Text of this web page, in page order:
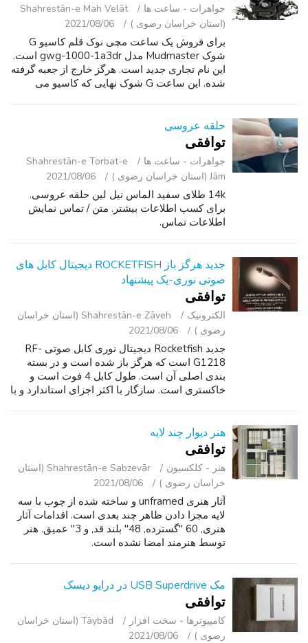
جواهرات - ساعت ‌ها
Shahrestān-e Mah Velāt
(استان خراسان رضوی )
2021/08/06
برای فروش یک ساعت مچی نوک قلم کاسیو G
شوک Mudmaster مدل gwg-1000-1a3dr است.
این نام تجاری جدید است. هرگز خارج از جعبه گرفته
شده. این ساعت G شوک نهایی که کاسیو می
حلقه عروسی
توافقی
جواهرات - ساعت ‌ها
Shahrestān-e Torbat-e
Jām (استان خراسان رضوی )
2021/08/06
14k طلای سفید الماس نیل لین حلقه عروسی.
برای کسب اطلاعات بیشتر. متن / تماس نمایش
اطلاعات تماس.
جدید هرگز باز ROCKETFISH دیجیتال کابل های
صوتی نوری-یک پیشنهاد
توافقی
الکترونیک
Shahrestān-e Zāveh (استان خراسان
رضوی )
2021/08/06
جدید Rocketfish دیجیتال نوری کابل صوتی RF-
G1218 است که هرگز باز شده است و در بسته
بندی اصلی آن است. طول کابل 4 فوت است و
خاکستری است. سازگار با اکثر اجزای استاندارد و با
هنر دیوار چند لایه
توافقی
هنر - کلکسیون
Shahrestān-e Sabzevār (استان
خراسان رضوی )
2021/08/06
آثار هنری unframed و ساخته شده از چوب با سه
لایه مجزا دادن ظاهر چند بعدی است. اقدامات آثار
هنری, 60 "گسترده, 48" بلند قد, و 3" عمیق. هنر
توسط هنرمند امضا نشده است.
مک USB Superdrive در درایو دیسک
توافقی
کامپیوترها - سخت ‌افزار
Tāybād (استان خراسان
رضوی )
2021/08/06